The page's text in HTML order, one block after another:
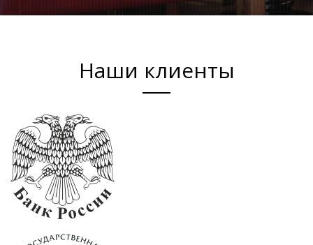
Наши клиенты